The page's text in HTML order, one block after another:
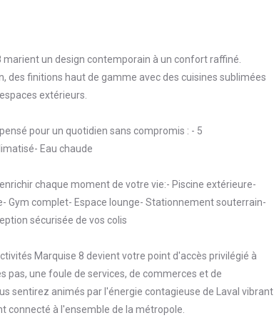
marient un design contemporain à un confort raffiné.
finitions haut de gamme avec des cuisines sublimées
extérieurs.
pour un quotidien sans compromis : - 5
Eau chaude
chaque moment de votre vie:- Piscine extérieure-
Gym complet- Espace lounge- Stationnement souterrain-
sécurisée de vos colis
Marquise 8 devient votre point d'accès privilégié à
pas, une foule de services, de commerces et de
sentirez animés par l'énergie contagieuse de Laval vibrant
connecté à l'ensemble de la métropole.